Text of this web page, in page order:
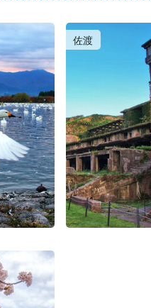
佐渡